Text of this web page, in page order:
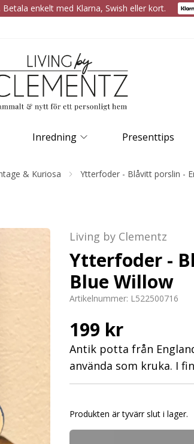
enkelt med Klarna, Swish eller kort.
Inredning Presenttips
& Kuriosa Ytterfoder - Blåvitt porslin -
Living by Clementz
Ytterfoder -
Blue Willow
Artikelnummer: L522500716
199 kr
Antik potta från
använda som kruka. I
Produkten är tyvärr slut i lager.